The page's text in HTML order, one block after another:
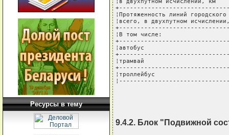
Ресурсы в тему
¦Протяженность линий
¦всего, в двухпутном
¦В том числе:
¦автобус
¦трамвай
¦троллейбус
9.4.2. Блок "Подвижной